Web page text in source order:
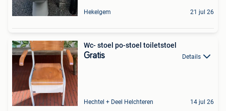
Hekelgem 21 jul 26
Wc- stoel po-stoel toiletstoel
Gratis Details
Hechtel + Deel Helchteren 14 jul 26